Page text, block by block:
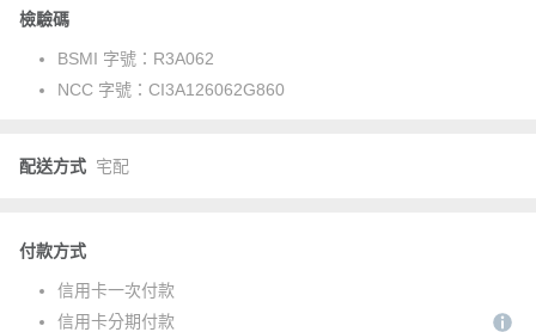
檢驗碼
BSMI 字號： R3A062
NCC 字號： CI3A126062G860
配送方式 宅配
付款方式
信用卡一次付款
信用卡分期付款